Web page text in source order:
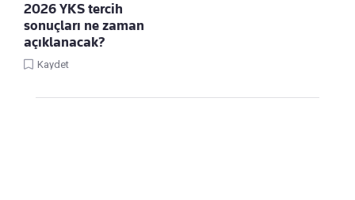
2026 YKS tercih
sonuçları ne zaman
açıklanacak?
Kaydet